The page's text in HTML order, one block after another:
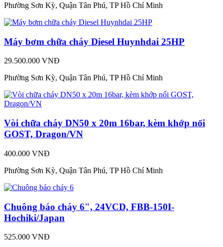
Phường Sơn Kỳ, Quận Tân Phú, TP Hồ Chí Minh
Máy bơm chữa cháy Diesel Huynhdai 25HP
29.500.000 VNĐ
Phường Sơn Kỳ, Quận Tân Phú, TP Hồ Chí Minh
Vòi chữa cháy DN50 x 20m 16bar, kèm khớp nối
GOST, Dragon/VN
400.000 VNĐ
Phường Sơn Kỳ, Quận Tân Phú, TP Hồ Chí Minh
Chuông báo cháy 6", 24VCD, FBB-150I-
Hochiki/Japan
525.000 VNĐ